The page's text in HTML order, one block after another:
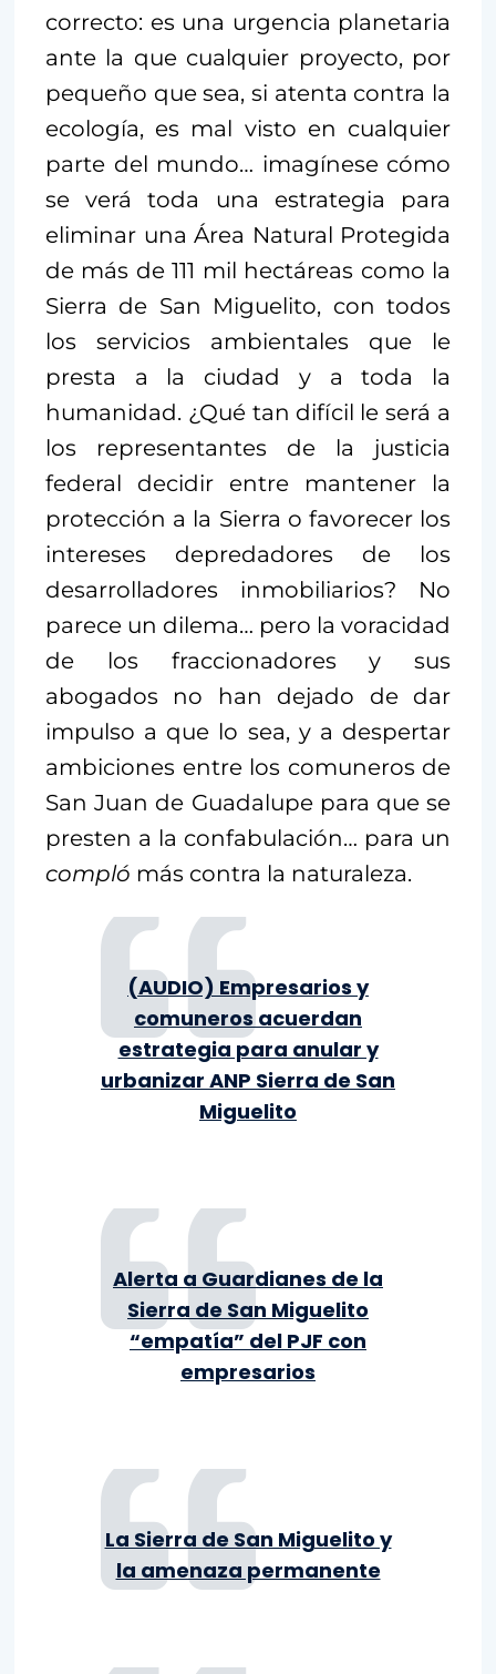
correcto: es una urgencia planetaria
ante la que cualquier proyecto, por
pequeño que sea, si atenta contra la
ecología, es mal visto en cualquier
parte del mundo… imagínese cómo
se verá toda una estrategia para
eliminar una Área Natural Protegida
de más de 111 mil hectáreas como la
Sierra de San Miguelito, con todos
los servicios ambientales que le
presta a la ciudad y a toda la
humanidad. ¿Qué tan difícil le será a
los representantes de la justicia
federal decidir entre mantener la
protección a la Sierra o favorecer los
intereses depredadores de los
desarrolladores inmobiliarios? No
parece un dilema… pero la voracidad
de los fraccionadores y sus
abogados no han dejado de dar
impulso a que lo sea, y a despertar
ambiciones entre los comuneros de
San Juan de Guadalupe para que se
presten a la confabulación… para un
compló más contra la naturaleza.
(AUDIO) Empresarios y
comuneros acuerdan
estrategia para anular y
urbanizar ANP Sierra de San
Miguelito
Alerta a Guardianes de la
Sierra de San Miguelito
“empatía” del PJF con
empresarios
La Sierra de San Miguelito y
la amenaza permanente